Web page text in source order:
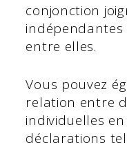
conjonction
entre elles.
Vous pouvez
relation entre
individuelles
déclarations